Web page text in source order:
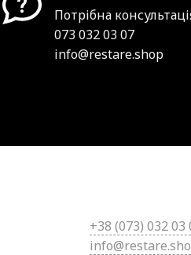
Потрібна
073 032 03 07
info@restare.shop
+38 (073) 032 03